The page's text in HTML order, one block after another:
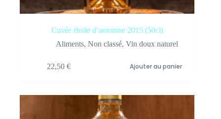
Cuvée étoile d’automne 2015 (50cl)
Aliments,Non classé,Vin doux naturel
22,50 € Ajouter au panier